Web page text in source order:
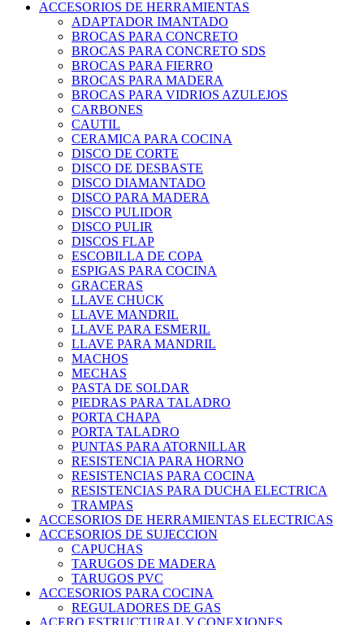
ACCESORIOS DE HERRAMIENTAS
ADAPTADOR IMANTADO
BROCAS PARA CONCRETO
BROCAS PARA CONCRETO SDS
BROCAS PARA FIERRO
BROCAS PARA MADERA
BROCAS PARA VIDRIOS AZULEJOS
CARBONES
CAUTIL
CERAMICA PARA COCINA
DISCO DE CORTE
DISCO DE DESBASTE
DISCO DIAMANTADO
DISCO PARA MADERA
DISCO PULIDOR
DISCO PULIR
DISCOS FLAP
ESCOBILLA DE COPA
ESPIGAS PARA COCINA
GRACERAS
LLAVE CHUCK
LLAVE MANDRIL
LLAVE PARA ESMERIL
LLAVE PARA MANDRIL
MACHOS
MECHAS
PASTA DE SOLDAR
PIEDRAS PARA TALADRO
PORTA CHAPA
PORTA TALADRO
PUNTAS PARA ATORNILLAR
RESISTENCIA PARA HORNO
RESISTENCIAS PARA COCINA
RESISTENCIAS PARA DUCHA ELECTRICA
TRAMPAS
ACCESORIOS DE HERRAMIENTAS ELECTRICAS
ACCESORIOS DE SUJECCION
CAPUCHAS
TARUGOS DE MADERA
TARUGOS PVC
ACCESORIOS PARA COCINA
REGULADORES DE GAS